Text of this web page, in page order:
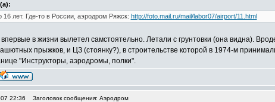
лет. Где-то в России, аэродром Ряжск: http://foto.mail.ru/mail/labor07/airport/11.html
в жизни вылетел самстоятельно. Летали с грунтовки (она видна).
прыжков, и ЦЗ (стоянку?), в строительстве которой в 1974-м
"Инструкторы, аэродромы, полки".
22:36 Заголовок сообщения: Аэродром